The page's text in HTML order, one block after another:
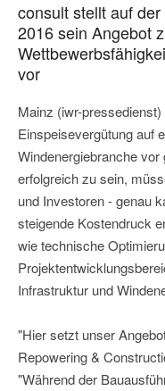
consult stellt auf
2016 sein Angebot
vor
Mainz (iwr-
Einspeisevergütung auf
Windenergiebranche
erfolgreich zu sein,
und Investoren - genau
steigende Kostendruck
wie technische
Infrastruktur und
"Hier setzt unser
Repowering &
"Während der